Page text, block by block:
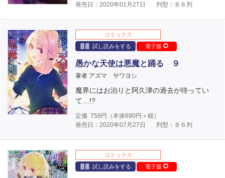
発売日：2020年01月27日
判型：Ｂ６判
コミックス
試し読みをする
電子版
愚かな天使は悪魔と踊る ９
著者 アズマ サワヨシ
魔界にはお泊りと阿久津の過去が待ってい
て…!?
定価 759 円（本体690円＋税）
発売日：2020年07月27日
判型：Ｂ６判
コミックス
試し読みをする
電子版